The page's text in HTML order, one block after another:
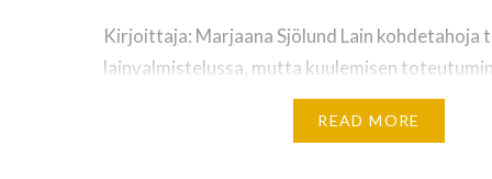
Kirjoittaja: Marjaana Sjölund Lain kohdetahoja
lainvalmistelussa, mutta kuulemisen
useasta syystä. Ensinnäkin, ihmisten on erittäin
ajan tasalla kaikista lakihankkeista sekä niiden
READ MORE